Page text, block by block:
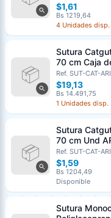
$1,61
Bs 1219,64
4 Unidades disp.
Sutura
70 cm Caja
de 1/2
Ref. SUT-CAT-
$19,13
Bs 14.491,75
1 Unidades disp.
Sutura
70 cm Und
Circulo Punta
Ref. SUT-CAT-
$1,59
Bs 1204,49
Disponible
Sutura